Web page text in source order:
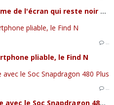
Comment résoudre le problème de l'écran qui reste noir sur Oppo A53s ?
pliable, le Find N
…
Oppo prépare un Smartphone avec le Soc Snapdragon 480 Plus